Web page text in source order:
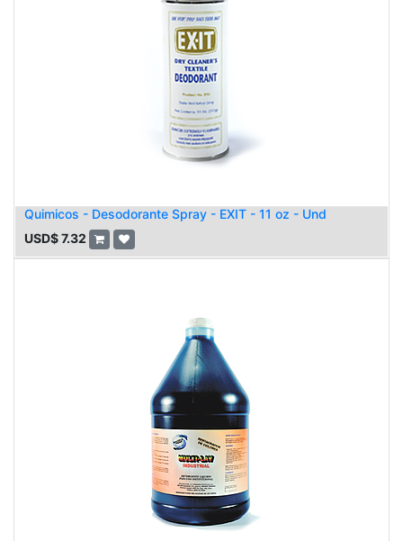
Quimicos - Desodorante Spray - EXIT - 11 oz - Und
USD$7.32